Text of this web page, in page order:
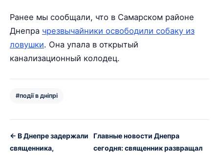
Ранее мы сообщали, что в Самарском районе
Днепра чрезвычайники освободили собаку из
ловушки. Она упала в открытый
канализационный колодец.
#події в дніпрі
← В Днепре задержали
священника,
Главные новости Днепра
сегодня: священник развращал